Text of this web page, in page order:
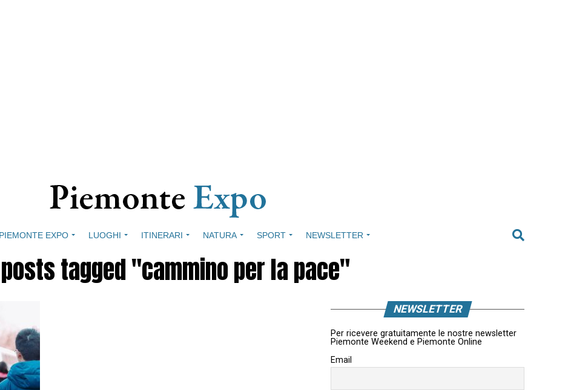
PIEMONTE EXPO LUOGHI ITINERARI NATURA SPORT NEWSLETTER
tagged "cammino per la pace"
NEWSLETTER
Per ricevere gratuitamente le nostre newsletter
Piemonte Weekend e Piemonte Online
Email